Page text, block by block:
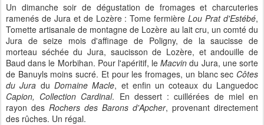
Un dimanche soir de dégustation de fromages et charcuteries
ramenés de Jura et de Lozère : Tome fermièreLou Prat d'Estébé,
Tomette artisanale de montagne de Lozère au lait cru, un comté du
Jura de seize mois d'affinage de Poligny, de la saucisse de
morteau séchée du Jura, saucisson de Lozère, et andouille de
Baud dans le Morbihan. Pour l'apéritif, leMacvin du Jura, une sorte
de Banuyls moins sucré. Et pour les fromages, un blanc sec Côtes
du Jura du Domaine Macle, et enfin un coteaux du Languedoc
Capion, Collection Cardinal. En dessert : cuillérées de miel en
rayon des Rochers des Barons d'Apcher, provenant directement
des rûches. Un régal.